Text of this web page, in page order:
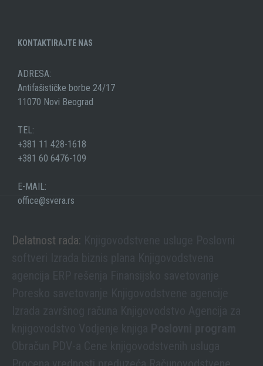
KONTAKTIRAJTE NAS
ADRESA:
Antifašističke borbe 24/17
11070 Novi Beograd
TEL:
+381 11 428-1618
+381 60 6476-109
E-MAIL:
office@svera.rs
Delatnost rada: